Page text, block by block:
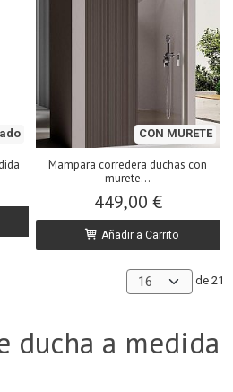
CON MURETE
Mampara corredera duchas con
murete...
449,00 €
Añadir a Carrito
de 21
ducha a medida